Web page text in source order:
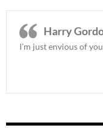
Harry
I’m just envious of